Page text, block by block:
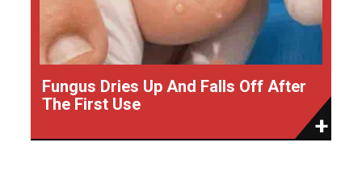
Fungus Dries Up And Falls Off After
The First Use